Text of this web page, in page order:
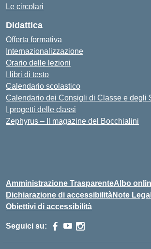
Le circolari
Didattica
Offerta formativa
Internazionalizzazione
Orario delle lezioni
I libri di testo
Calendario scolastico
Calendario dei Consigli di Classe e degli
I progetti delle classi
Zephyrus – Il magazine del Bocchialini
Amministrazione TrasparenteAlbo
Dichiarazione di accessibilitàNote
Obiettivi di accessibilità
Seguici su: